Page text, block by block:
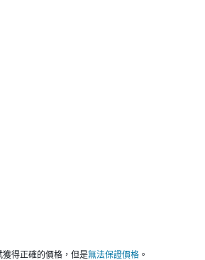
獲得正確的價格，但是無法保證價格 。